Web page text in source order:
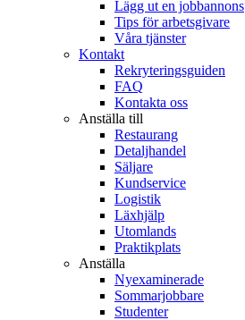
Lägg ut en jobbannons
Tips för arbetsgivare
Våra tjänster
Kontakt
Rekryteringsguiden
FAQ
Kontakta oss
Anställa till
Restaurang
Detaljhandel
Säljare
Kundservice
Logistik
Läxhjälp
Utomlands
Praktikplats
Anställa
Nyexaminerade
Sommarjobbare
Studenter